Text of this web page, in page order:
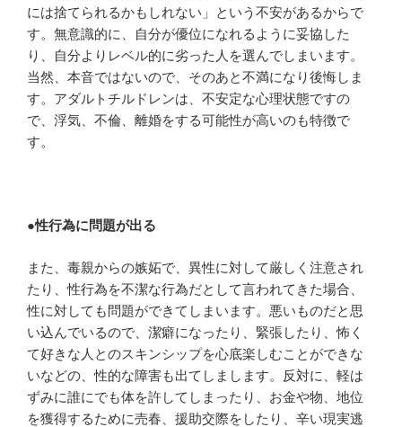
には捨てられるかもしれない」という不安があるからで
す。無意識的に、自分が優位になれるように妥協した
り、自分よりレベル的に劣った人を選んでしまいます。
当然、本音ではないので、そのあと不満になり後悔しま
す。アダルトチルドレンは、不安定な心理状態ですの
で、浮気、不倫、離婚をする可能性が高いのも特徴で
す。
●性行為に問題が出る
また、毒親からの嫉妬で、異性に対して厳しく注意され
たり、性行為を不潔な行為だとして言われてきた場合、
性に対しても問題ができてしまいます。悪いものだと思
い込んでいるので、潔癖になったり、緊張したり、怖く
て好きな人とのスキンシップを心底楽しむことができな
いなどの、性的な障害も出てしまします。反対に、軽は
ずみに誰にでも体を許してしまったり、お金や物、地位
を獲得するために売春、援助交際をしたり、辛い現実逃